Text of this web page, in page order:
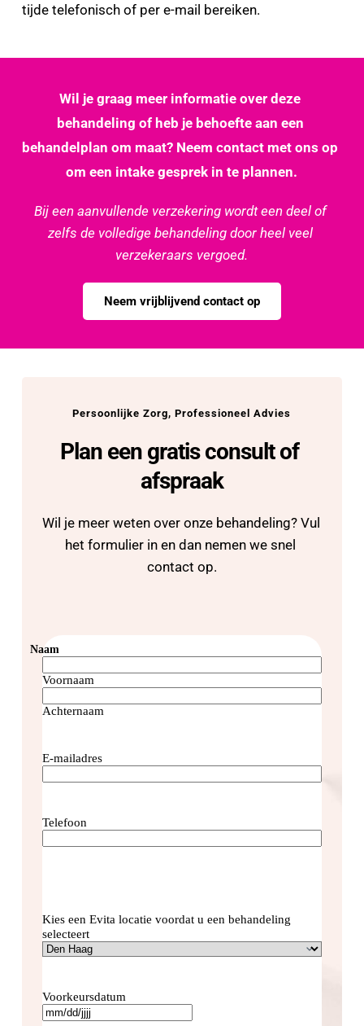
tijde telefonisch of per e-mail bereiken.
Wil je graag meer informatie over deze
behandeling of heb je behoefte aan een
behandelplan om maat? Neem contact met ons op
om een intake gesprek in te plannen.
Bij een aanvullende verzekering wordt een deel of
zelfs de volledige behandeling door heel veel
verzekeraars vergoed.
Neem vrijblijvend contact op
Persoonlijke Zorg, Professioneel Advies
Plan een gratis consult of
afspraak
Wil je meer weten over onze behandeling? Vul
het formulier in en dan nemen we snel
contact op.
Naam
Voornaam
Achternaam
E-mailadres
Telefoon
Kies een Evita locatie voordat u een behandeling
selecteert
Voorkeursdatum
MM